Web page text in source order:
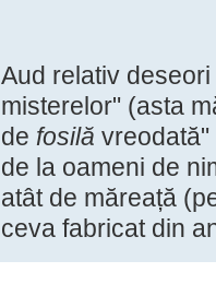
Aud relativ
misterelor" (asta
de fosilă vreodată"
de la oameni de
atât de măreață
ceva fabricat din